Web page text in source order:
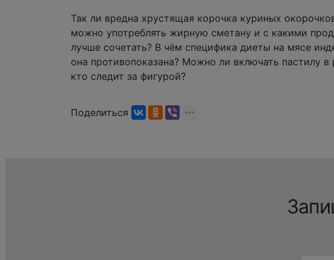
Так ли вредна хрустящая корочка куриных
можно употреблять жирную сметану и с какими
лучше сочетать? В чём специфика диеты на мясе
она противопоказана? Можно ли включать пастилу в
кто следит за фигурой?
Поделиться